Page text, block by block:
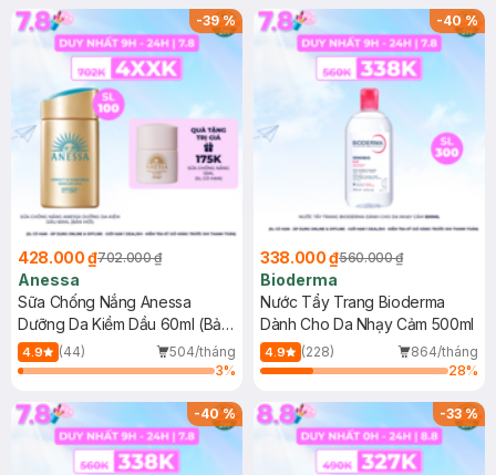
SPF 50+ 20ml (SL Có Hạn)
(SL có hạn)
-39%
428.000 ₫702.000 ₫
Anessa
Sữa Chống Nắng Anessa
Dưỡng Da Kiềm Dầu 60ml (Bản
Mới)
4.9 (44)
504/tháng
3%
-40%
338.000 ₫560.000 ₫
Bioderma
Nước Tẩy Trang Bioderma
Dành Cho Da Nhạy Cảm 500ml
4.9 (228)
864/tháng
28%
-40% -33%